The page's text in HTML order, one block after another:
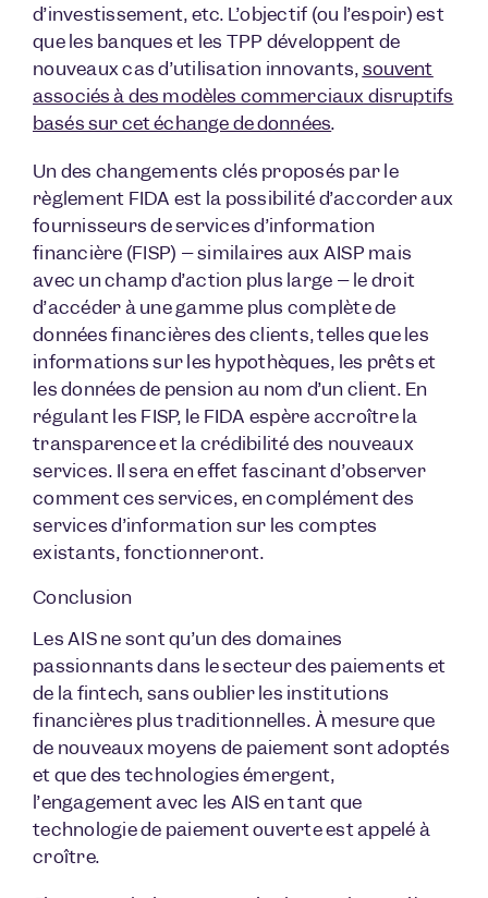
d’investissement, etc. L’objectif (ou l’espoir) est
que les banques et les TPP développent de
nouveaux cas d’utilisation innovants,souvent
associés à des modèles commerciaux disruptifs
basés sur cet échange de données.
Un des changements clés proposés par le
règlement FIDA est la possibilité d’accorder aux
fournisseurs de services d’information
financière (FISP) – similaires aux AISP mais
avec un champ d’action plus large – le droit
d’accéder à une gamme plus complète de
données financières des clients, telles que les
informations sur les hypothèques, les prêts et
les données de pension au nom d’un client. En
régulant les FISP, le FIDA espère accroître la
transparence et la crédibilité des nouveaux
services. Il sera en effet fascinant d’observer
comment ces services, en complément des
services d’information sur les comptes
existants, fonctionneront.
Conclusion
Les AIS ne sont qu’un des domaines
passionnants dans le secteur des paiements et
de la fintech, sans oublier les institutions
financières plus traditionnelles. À mesure que
de nouveaux moyens de paiement sont adoptés
et que des technologies émergent,
l’engagement avec les AIS en tant que
technologie de paiement ouverte est appelé à
croître.